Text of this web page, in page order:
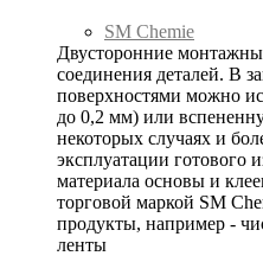
SM Chemie
Двусторонние
соединения деталей. В
поверхностями можно
до 0,2 мм) или
некоторых случаях и
эксплуатации готового
материала основы и
торговой маркой SM
продукты, например -
ленты